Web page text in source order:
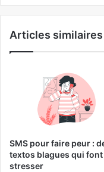
Articles similaires
SMS pour faire peur :
textos blagues qui font
stresser